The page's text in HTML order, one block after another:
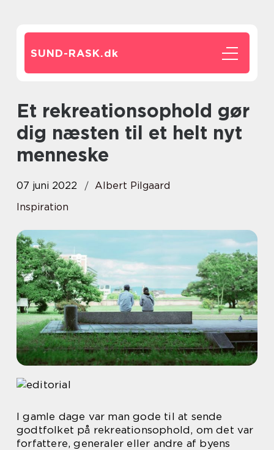
SUND-RASK.dk
Et rekreationsophold gør
dig næsten til et helt nyt
menneske
07 juni 2022
Albert Pilgaard
Inspiration
I gamle dage var man gode til at sende
godtfolket på rekreationsophold, om det var
forfattere, generaler eller andre af byens